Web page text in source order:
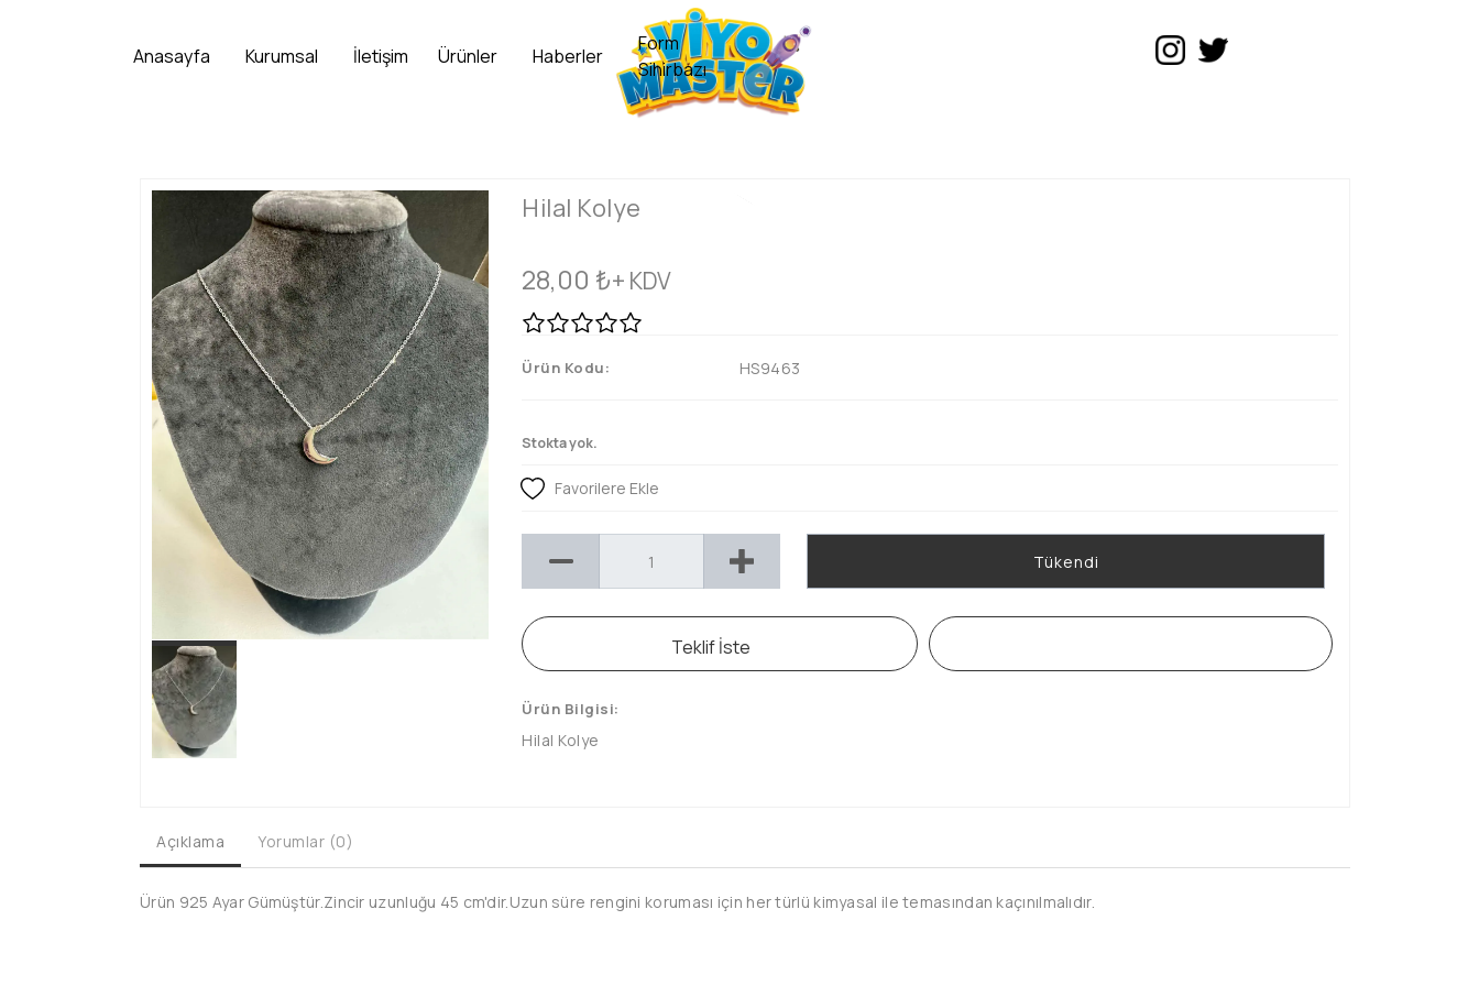
Hilal Kolye
28,00 ₺+ KDV
Ürün Kodu: HS9463
Stokta yok.
Favorilere Ekle
Tükendi
Teklif İste
Ürün Bilgisi:
Hilal Kolye
Açıklama Yorumlar (0)
Ürün 925 Ayar Gümüştür.Zincir uzunluğu 45 cm'dir.Uzun süre rengini koruması için her türlü kimyasal ile temasından kaçınılmalıdır.
Anasayfa Kurumsal İletişim Ürünler Haberler
Form
Sihirbazı